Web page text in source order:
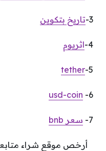
3- تاريخ بتكوين
4- اثريوم
5-
tether
6-
usd-coin
7- سعر bnb